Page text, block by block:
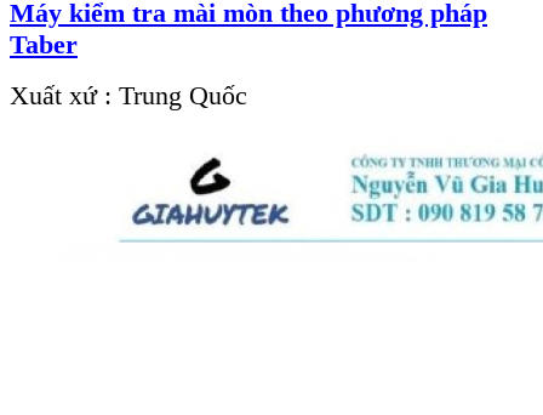
Máy kiểm tra mài mòn theo phương pháp
Taber
Xuất xứ : Trung Quốc